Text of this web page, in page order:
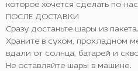
которое хочется сделать по-
ПОСЛЕ ДОСТАВКИ
Сразу достаньте шары из пакета.
Храните в сухом, прохладном
вдали от солнца, батарей и
Не оставляйте шары в машине.